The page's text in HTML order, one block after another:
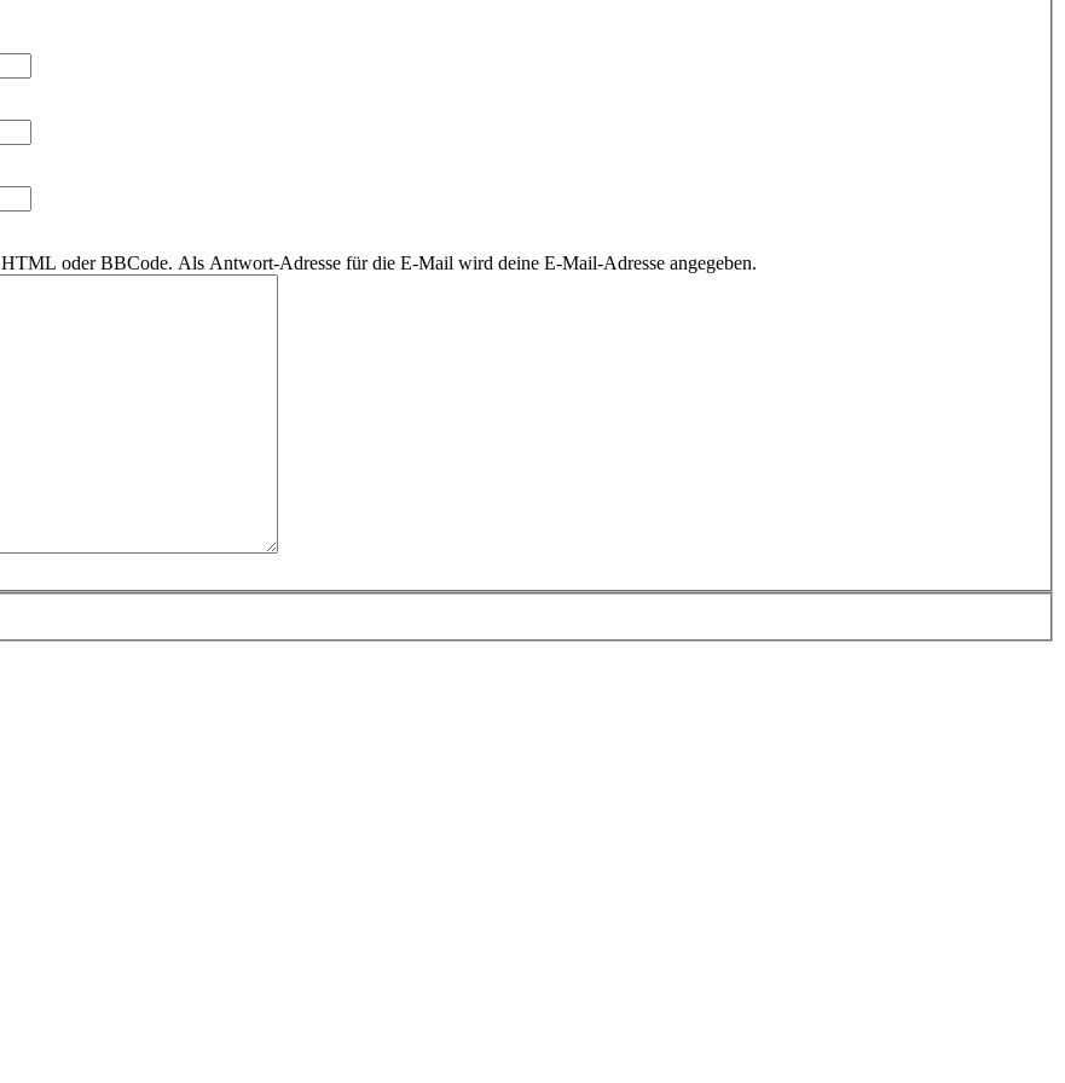
oder BBCode. Als Antwort-Adresse für die E-Mail wird deine E-Mail-Adresse angegeben.